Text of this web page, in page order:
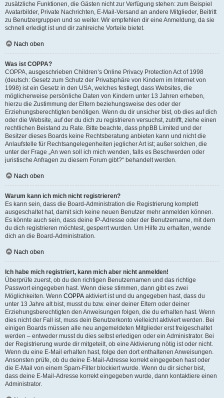
zusätzliche Funktionen, die Gästen nicht zur Verfügung stehen: zum Beispiel
Avatarbilder, Private Nachrichten, E-Mail-Versand an andere Mitglieder, Beitritt
zu Benutzergruppen und so weiter. Wir empfehlen dir eine Anmeldung, da sie
schnell erledigt ist und dir zahlreiche Vorteile bietet.
Nach oben
Was ist COPPA?
COPPA, ausgeschrieben Children’s Online Privacy Protection Act of 1998
(deutsch: Gesetz zum Schutz der Privatsphäre von Kindern im Internet von
1998) ist ein Gesetz in den USA, welches festlegt, dass Websites, die
möglicherweise persönliche Daten von Kindern unter 13 Jahren erheben,
hierzu die Zustimmung der Eltern beziehungsweise des oder der
Erziehungsberechtigten benötigen. Wenn du dir unsicher bist, ob dies auf dich
oder die Website, auf der du dich zu registrieren versuchst, zutrifft, ziehe einen
rechtlichen Beistand zu Rate. Bitte beachte, dass phpBB Limited und der
Besitzer dieses Boards keine Rechtsberatung anbieten kann und nicht die
Anlaufstelle für Rechtsangelegenheiten jeglicher Art ist; außer solchen, die
unter der Frage „An wen soll ich mich wenden, falls es Beschwerden oder
juristische Anfragen zu diesem Forum gibt?“ behandelt werden.
Nach oben
Warum kann ich mich nicht registrieren?
Es kann sein, dass die Board-Administration die Registrierung komplett
ausgeschaltet hat, damit sich keine neuen Benutzer mehr anmelden können.
Es könnte auch sein, dass deine IP-Adresse oder der Benutzername, mit dem
du dich registrieren möchtest, gesperrt wurden. Um Hilfe zu erhalten, wende
dich an die Board-Administration.
Nach oben
Ich habe mich registriert, kann mich aber nicht anmelden!
Überprüfe zuerst, ob du den richtigen Benutzernamen und das richtige
Passwort eingegeben hast. Wenn diese stimmen, dann gibt es zwei
Möglichkeiten. Wenn COPPA aktiviert ist und du angegeben hast, dass du
unter 13 Jahre alt bist, musst du bzw. einer deiner Eltern oder deiner
Erziehungsberechtigten den Anweisungen folgen, die du erhalten hast. Wenn
dies nicht der Fall ist, muss dein Benutzerkonto vielleicht aktiviert werden. Bei
einigen Boards müssen alle neu angemeldeten Mitglieder erst freigeschaltet
werden – entweder musst du dies selbst erledigen oder ein Administrator. Bei
der Registrierung wurde dir mitgeteilt, ob eine Aktivierung nötig ist oder nicht.
Wenn du eine E-Mail erhalten hast, folge den dort enthaltenen Anweisungen.
Ansonsten prüfe, ob du deine E-Mail-Adresse korrekt eingegeben hast oder
die E-Mail von einem Spam-Filter blockiert wurde. Wenn du dir sicher bist,
dass deine E-Mail-Adresse korrekt eingegeben wurde, dann kontaktiere einen
Administrator.